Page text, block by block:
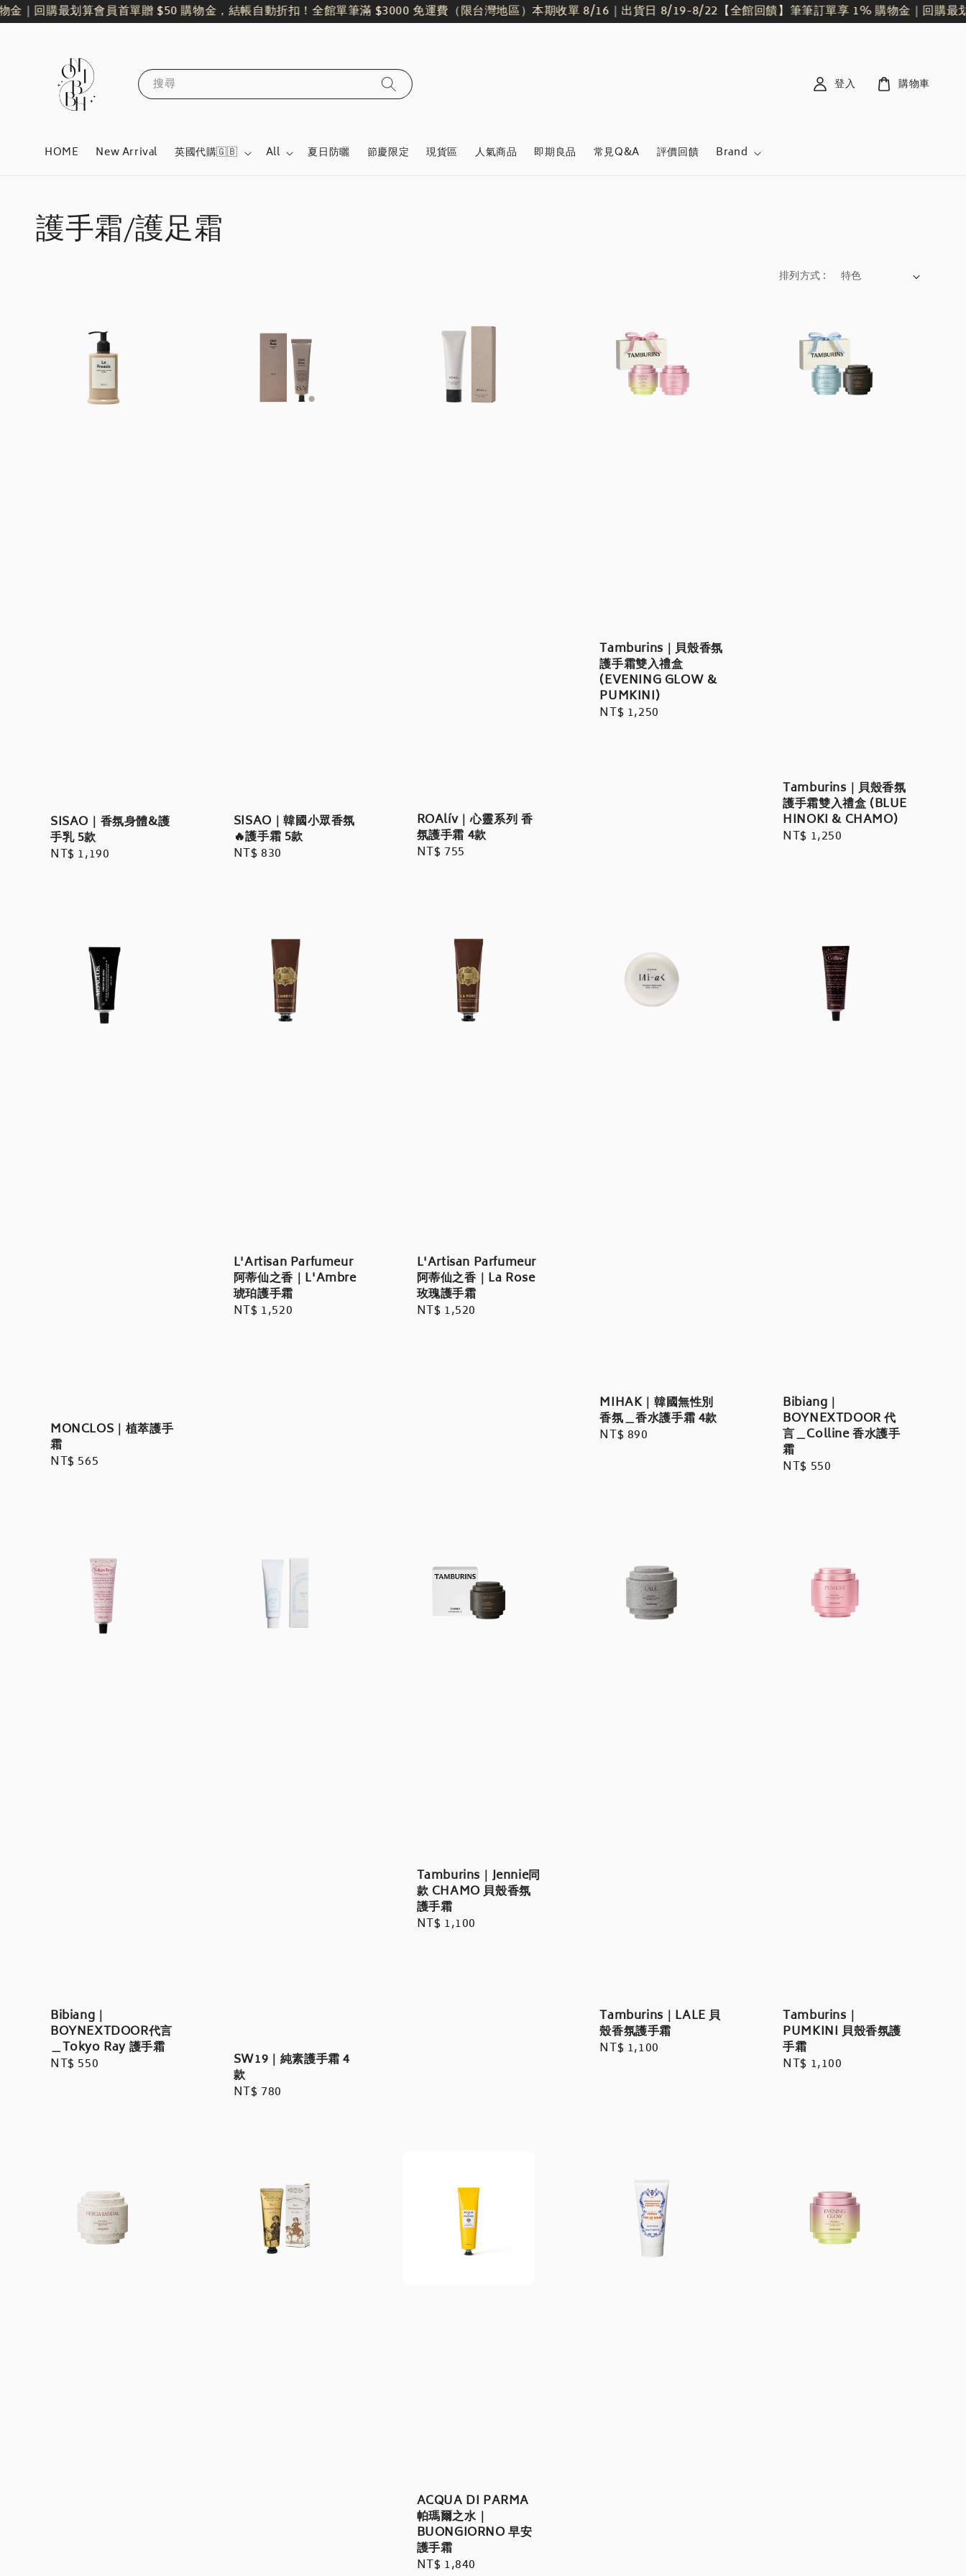
回購最划算會員首單贈 $50 購物金，結帳自動折扣！全館單筆滿 $3000 免運費（限台灣地區）本期收單 8/16｜出貨日 8/19-8/22【全館回饋】筆筆訂單享 1% 購物金｜回購最划算
搜尋
HOME New Arrival 英國代購🇬🇧 All 夏日防曬 節慶限定 現貨區 人氣商品 即期良品 常見Q&A 評價回饋 Brand
登入 購物車
護手霜/護足霜
排列方式 :
SISAO｜香氛身體&護
手乳 5款
Regular
NT$ 1,190
SISAO｜韓國小眾香氛
🔥護手霜 5款
Regular
NT$ 830
ROAlív｜心靈系列 香
氛護手霜 4款
Regular
NT$ 755
Tamburins｜貝殼香氛
護手霜雙入禮盒
(EVENING GLOW &
PUMKINI)
Regular
NT$ 1,250
Tamburins｜貝殼香氛
護手霜雙入禮盒 (BLUE
HINOKI & CHAMO)
Regular
NT$ 1,250
MONCLOS｜植萃護手
霜
Regular
NT$ 565
L'Artisan Parfumeur
阿蒂仙之香｜L'Ambre
琥珀護手霜
Regular
NT$ 1,520
L'Artisan Parfumeur
阿蒂仙之香｜La Rose
玫瑰護手霜
Regular
NT$ 1,520
MIHAK｜韓國無性別
香氛＿香水護手霜 4款
Regular
NT$ 890
Bibiang｜
BOYNEXTDOOR 代
言＿Colline 香水護手
霜
Regular
NT$ 550
Bibiang｜
BOYNEXTDOOR代言
＿Tokyo Ray 護手霜
Regular
NT$ 550 SW19｜純素護手霜 4
款
Regular
NT$ 780
Tamburins｜Jennie同
款 CHAMO 貝殼香氛
護手霜
Regular
NT$ 1,100
Tamburins｜LALE 貝
殼香氛護手霜
Regular
NT$ 1,100
Tamburins｜
PUMKINI 貝殼香氛護
手霜
Regular
NT$ 1,100
ACQUA DI PARMA
帕瑪爾之水｜
BUONGIORNO 早安
護手霜
Regular
NT$ 1,840